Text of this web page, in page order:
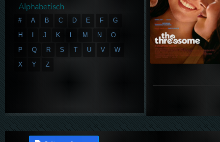
Alphabetisch
# A B C D E F
G
H
J K L M N
O
P
Q R S T U V
W
X
Y Z